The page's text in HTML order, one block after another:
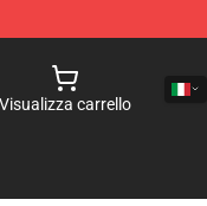
Visualizza carrello